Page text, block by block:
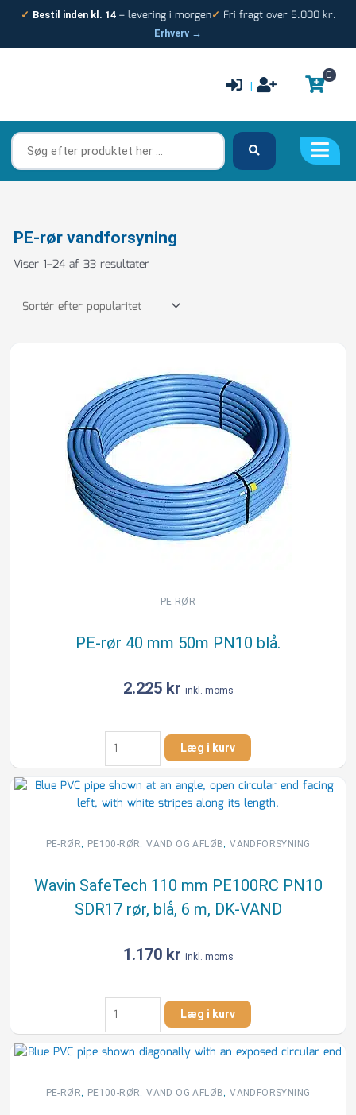
✓ Bestil inden kl. 14– levering i morgen✓ Fri fragt over 5.000 kr.
Erhverv →
|
0
Søg
efter
produktet
PE-rør vandforsyning
Viser 1–24 af 33 resultater
Sorteret
efter
popularitet
PE-RØR
PE-rør 40 mm 50m PN10 blå.
2.225 kr inkl. moms
PE-
rør
40
mm
50m
blå.
Læg i kurv
PE-RØR, PE100-RØR,VAND OG AFLØB,VANDFORSYNING
Wavin SafeTech 110 mm PE100RC PN10
SDR17 rør, blå, 6 m, DK-VAND
1.170 kr inkl. moms
Wavin
SafeTech
110
mm
PN10
Læg i kurv
PE-RØR, PE100-RØR,VAND OG AFLØB,VANDFORSYNING